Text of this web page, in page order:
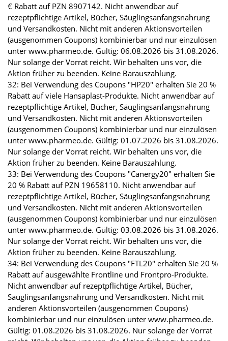
€ Rabatt auf PZN 8907142. Nicht anwendbar auf
rezeptpflichtige Artikel, Bücher, Säuglingsanfangsnahrung
und Versandkosten. Nicht mit anderen Aktionsvorteilen
(ausgenommen Coupons) kombinierbar und nur einzulösen
unter www.pharmeo.de. Gültig: 06.08.2026 bis 31.08.2026.
Nur solange der Vorrat reicht. Wir behalten uns vor, die
Aktion früher zu beenden. Keine Barauszahlung.
32: Bei Verwendung des Coupons "HP20" erhalten Sie 20 %
Rabatt auf viele Hansaplast-Produkte. Nicht anwendbar auf
rezeptpflichtige Artikel, Bücher, Säuglingsanfangsnahrung
und Versandkosten. Nicht mit anderen Aktionsvorteilen
(ausgenommen Coupons) kombinierbar und nur einzulösen
unter www.pharmeo.de. Gültig: 01.07.2026 bis 31.08.2026.
Nur solange der Vorrat reicht. Wir behalten uns vor, die
Aktion früher zu beenden. Keine Barauszahlung.
33: Bei Verwendung des Coupons "Canergy20" erhalten Sie
20 % Rabatt auf PZN 19658110. Nicht anwendbar auf
rezeptpflichtige Artikel, Bücher, Säuglingsanfangsnahrung
und Versandkosten. Nicht mit anderen Aktionsvorteilen
(ausgenommen Coupons) kombinierbar und nur einzulösen
unter www.pharmeo.de. Gültig: 03.08.2026 bis 31.08.2026.
Nur solange der Vorrat reicht. Wir behalten uns vor, die
Aktion früher zu beenden. Keine Barauszahlung.
34: Bei Verwendung des Coupons "FTL20" erhalten Sie 20 %
Rabatt auf ausgewählte Frontline und Frontpro-Produkte.
Nicht anwendbar auf rezeptpflichtige Artikel, Bücher,
Säuglingsanfangsnahrung und Versandkosten. Nicht mit
anderen Aktionsvorteilen (ausgenommen Coupons)
kombinierbar und nur einzulösen unter www.pharmeo.de.
Gültig: 01.08.2026 bis 31.08.2026. Nur solange der Vorrat